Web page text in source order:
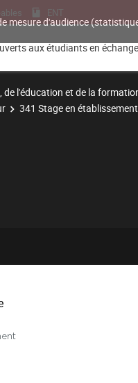
mesure d'audience
ENT
aux étudiants en échange
l'éducation et de la
341 Stage en établissement